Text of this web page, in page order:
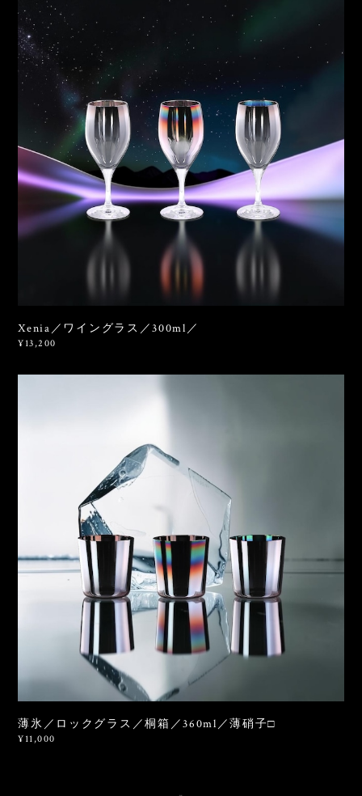
Xenia／ワイングラス／300ml／
¥13,200
薄氷／ロックグラス／桐箱／360ml／薄硝子□
¥11,000